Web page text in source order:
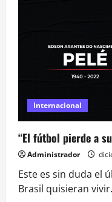
Internacional
“El fútbol pierde a
Administrador
Este es sin duda el
Brasil quisieran